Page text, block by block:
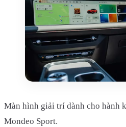
Màn hình giải trí dành cho hành
Mondeo Sport.